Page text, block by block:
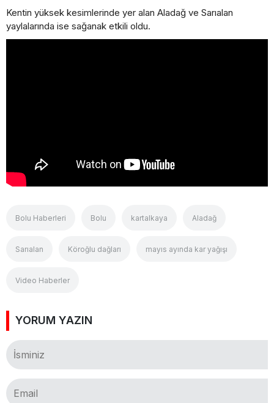
Kentin yüksek kesimlerinde yer alan Aladağ ve Sarıalan
yaylalarında ise sağanak etkili oldu.
Bolu Haberleri Bolu kartalkaya Aladağ
Sarıalan Köroğlu dağları mayıs ayında kar yağışı
Video Haberler
YORUM YAZIN